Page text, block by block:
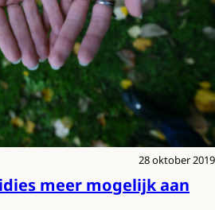
28 oktober 2019
meer mogelijk aan